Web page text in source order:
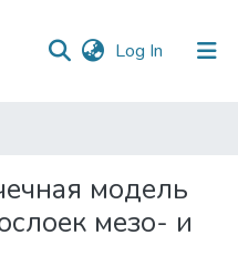
Log In (current)
модель
мезо- и